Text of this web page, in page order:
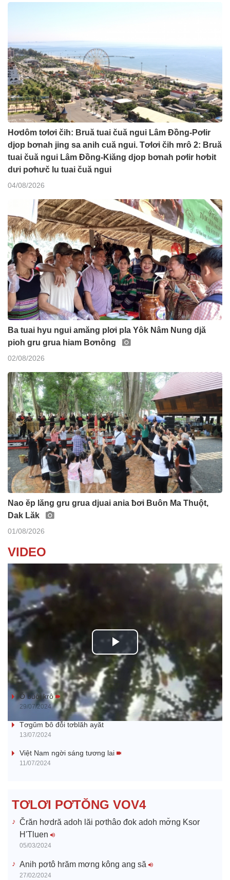
Hơdôm tơlơi čih: Bruă tuai čuă ngui Lâm Đồng-Pơlir
djop bơnah jing sa anih cuă ngui. Tơlơi čih mrô 2: Bruă
tuai čuă ngui Lâm Đồng-Kiăng djop bơnah pơlir hơbit
dưi pơhưč lu tuai čuă ngui
04/08/2026
Ba tuai hyu ngui amăng plơi pla Yôk Nâm Nung djă
pioh gru grua hiam Bơnông
02/08/2026
Nao ĕp lăng gru grua djuai ania ƀơi Buôn Ma Thuột,
Dak Lăk
01/08/2026
VIDEO
P
l
a
y
e
Klêi mtă mtăn kơ jih jang
Ŏ buôi krô
29/07/2024
Tơgŭm ƀô đô̆i tơblăh ayăt
13/07/2024
Việt Nam ngời sáng tương lai
11/07/2024
TƠLƠI PƠTŎNG VOV4
Črăn hơdră adoh lăi pơthâo đok adoh mơ̆ng Ksor
H'Tluen
05/03/2024
Anih pơtô hrăm mơng kông ang să
27/02/2024